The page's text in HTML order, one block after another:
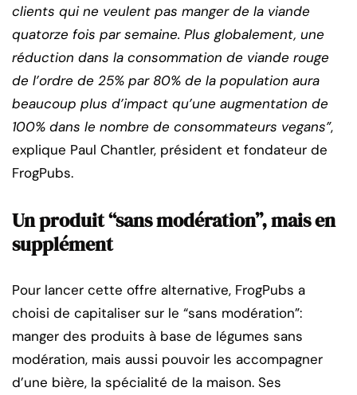
clients qui ne veulent pas manger de la viande
quatorze fois par semaine. Plus globalement, une
réduction dans la consommation de viande rouge
de l’ordre de 25% par 80% de la population aura
beaucoup plus d’impact qu’une augmentation de
100% dans le nombre de consommateurs vegans”,
explique Paul Chantler, président et fondateur de
FrogPubs.
Un produit “sans modération”, mais en
supplément
Pour lancer cette offre alternative, FrogPubs a
choisi de capitaliser sur le “sans modération”:
manger des produits à base de légumes sans
modération, mais aussi pouvoir les accompagner
d’une bière, la spécialité de la maison. Ses